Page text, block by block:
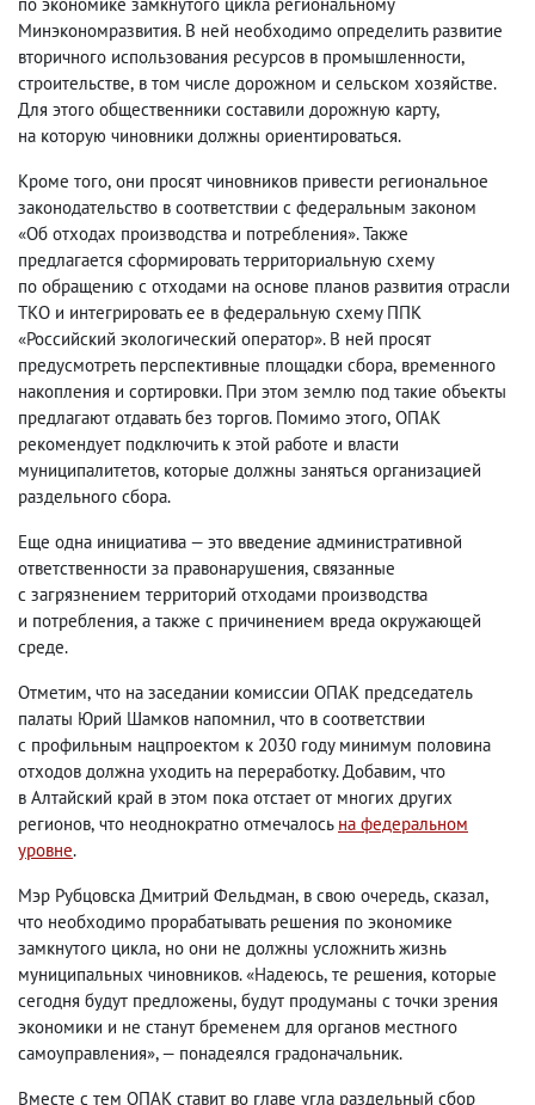
Минэкономразвития. В ней необходимо определить развитие
вторичного использования ресурсов в промышленности,
строительстве, в том числе дорожном и сельском хозяйстве.
Для этого общественники составили дорожную карту,
на которую чиновники должны ориентироваться.
Кроме того, они просят чиновников привести региональное
законодательство в соответствии с федеральным законом
«Об отходах производства и потребления». Также
предлагается сформировать территориальную схему
по обращению с отходами на основе планов развития отрасли
ТКО и интегрировать ее в федеральную схему ППК
«Российский экологический оператор». В ней просят
предусмотреть перспективные площадки сбора, временного
накопления и сортировки. При этом землю под такие объекты
предлагают отдавать без торгов. Помимо этого, ОПАК
рекомендует подключить к этой работе и власти
муниципалитетов, которые должны заняться организацией
раздельного сбора.
Еще одна инициатива — это введение административной
ответственности за правонарушения, связанные
с загрязнением территорий отходами производства
и потребления, а также с причинением вреда окружающей
среде.
Отметим, что на заседании комиссии ОПАК председатель
палаты Юрий Шамков напомнил, что в соответствии
с профильным нацпроектом к 2030 году минимум половина
отходов должна уходить на переработку. Добавим, что
в Алтайский край в этом пока отстает от многих других
регионов, что неоднократно отмечалось на федеральном
уровне.
Мэр Рубцовска Дмитрий Фельдман, в свою очередь, сказал,
что необходимо прорабатывать решения по экономике
замкнутого цикла, но они не должны усложнить жизнь
муниципальных чиновников. «Надеюсь, те решения, которые
сегодня будут предложены, будут продуманы с точки зрения
экономики и не станут бременем для органов местного
самоуправления», — понадеялся градоначальник.
Вместе с тем ОПАК ставит во главе угла раздельный сбор